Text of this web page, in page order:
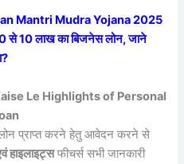
Mantri Mudra Yojana 2025
से 10 लाख का बिजनेस लोन, जाने
Le Highlights of Personal
प्राप्त करने हेतु आवेदन करने से
हाइलाइट्सफीचर्स सभी जानकारी